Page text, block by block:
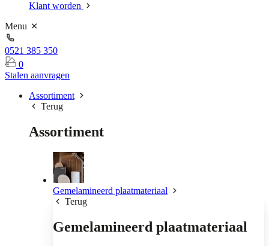
Klant worden
Menu
0521 385 350
0
Stalen aanvragen
Assortiment
Terug
Assortiment
Gemelamineerd plaatmateriaal
Terug
Gemelamineerd plaatmateriaal